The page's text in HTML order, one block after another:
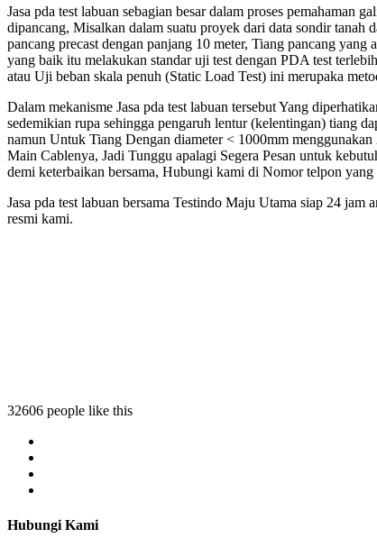
Jasa pda test labuan sebagian besar dalam proses pemahaman
dipancang, Misalkan dalam suatu proyek dari data sondir tanah
pancang precast dengan panjang 10 meter, Tiang pancang
yang baik itu melakukan standar uji test dengan PDA test
atau Uji beban skala penuh (Static Load Test) ini merupaka
Dalam mekanisme Jasa pda test labuan tersebut Yang
sedemikian rupa sehingga pengaruh lentur (kelentingan) tiang
namun Untuk Tiang Dengan diameter < 1000mm
Main Cablenya, Jadi Tunggu apalagi Segera Pesan untuk
demi keterbaikan bersama, Hubungi kami di Nomor telpon
Jasa pda test labuan bersama Testindo Maju Utama siap 24
resmi kami.
32606 people like this
Hubungi Kami